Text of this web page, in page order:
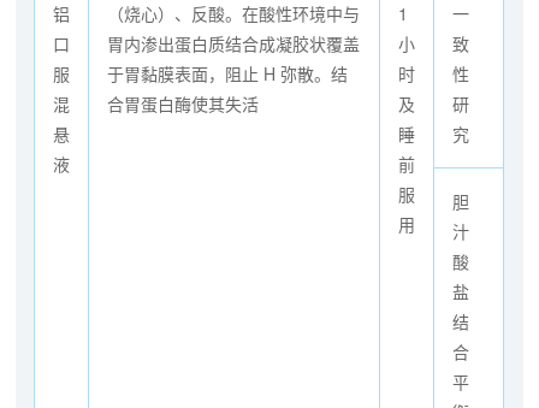
铝
口
服
混
悬
液
（烧心）、反酸。在酸性环境中与
胃内渗出蛋白质结合成凝胶状覆盖
于胃黏膜表面，阻止 H 弥散。结
合胃蛋白酶使其失活
1
小
时
及
睡
前
服
用
一
致
性
研
究
胆
汁
酸
盐
结
合
平